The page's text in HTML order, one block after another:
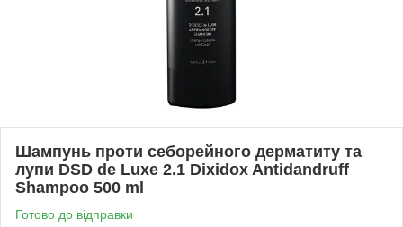
Шампунь проти себорейного дерматиту та
лупи DSD de Luxe 2.1 Dixidox Antidandruff
Shampoo 500 ml
Готово до відправки